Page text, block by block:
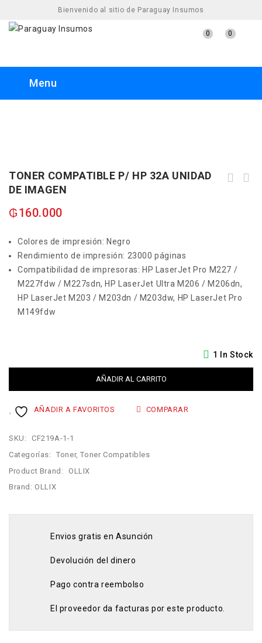
Bienvenido al sitio de Paraguay Insumos
0 0
Menu
TONER COMPATIBLE P/ HP 32A UNIDAD
DE IMAGEN
₲160.000
Colores de impresión: Negro
Rendimiento de impresión: 23000 páginas
Compatibilidad de impresoras: HP LaserJet Pro M227 /
M227fdw / M227sdn, HP LaserJet Ultra M206 / M206dn,
HP LaserJet M203 / M203dn / M203dw, HP LaserJet Pro
M149fdw
1 In Stock
AÑADIR AL CARRITO
AÑADIR A FAVORITOS COMPARAR
SKU:
CF219A-1-1
Categorías:
Toner,Toner Compatibles
Product Brand:
OLLIX
Brand: OLLIX
Envios gratis en Asunción
Devolución del dinero
Pago contra reembolso
El proveedor da facturas por este producto.